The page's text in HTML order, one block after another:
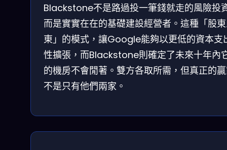
Blackstone不是路過投一筆錢就走的風險投
而是實實在在的基礎建設經營者。這種「股
東」的模式，讓Google能夠以更低的資本支
性擴張，而Blackstone則確定了未來十年內
的機房不會閒著。雙方各取所需，但真正的
不是只有他們兩家。